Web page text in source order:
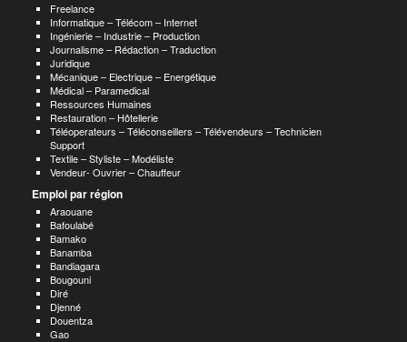
Freelance
Informatique – Télécom – Internet
Ingénierie – Industrie – Production
Journalisme – Rédaction – Traduction
Juridique
Mécanique – Electrique – Energétique
Médical – Paramedical
Ressources Humaines
Restauration – Hôtellerie
Téléoperateurs – Téléconseillers – Télévendeurs – Technicien
Support
Textile – Styliste – Modéliste
Vendeur- Ouvrier – Chauffeur
Emploi par région
Araouane
Bafoulabé
Bamako
Banamba
Bandiagara
Bougouni
Diré
Djenné
Douentza
Gao